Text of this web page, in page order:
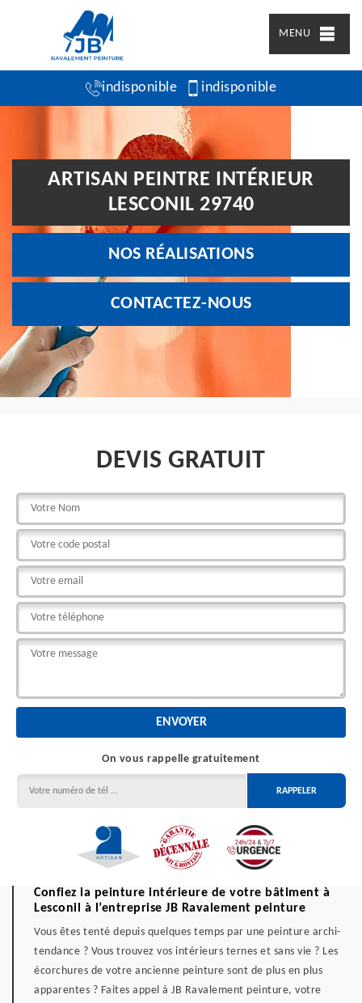
MENU
indisponible indisponible
ARTISAN PEINTRE INTÉRIEUR
LESCONIL 29740
NOS RÉALISATIONS
CONTACTEZ-NOUS
DEVIS GRATUIT
On vous rappelle gratuitement
Confiez la peinture intérieure de votre bâtiment à
Lesconil à l’entreprise JB Ravalement peinture
Vous êtes tenté depuis quelques temps par une peinture archi-
tendance ? Vous trouvez vos intérieurs ternes et sans vie ? Les
écorchures de votre ancienne peinture sont de plus en plus
apparentes ? Faites appel à JB Ravalement peinture, votre